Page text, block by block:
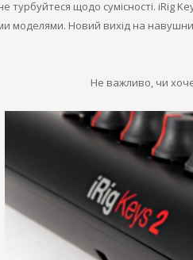
турбуйтеся щодо сумісності. iRig
моделями. Новий вихід на
Не важливо, чи